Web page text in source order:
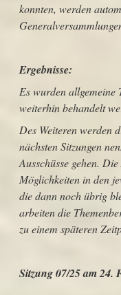
konnten, werden
Ergebnisse:
Es wurden allgemeine
weiterhin behandelt
Des Weiteren werden
nächsten Sitzungen
Ausschüsse gehen.
Möglichkeiten in den
die dann noch übrig
arbeiten die
zu einem späteren
Sitzung 07/25 am 24.